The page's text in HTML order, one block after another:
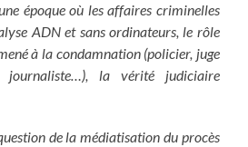
époque où les affaires criminelles
ADN et sans ordinateurs, le rôle
à la condamnation (policier, juge
journaliste…), la vérité judiciaire
de la médiatisation du procès